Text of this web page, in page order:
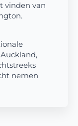
vinden van
nemen